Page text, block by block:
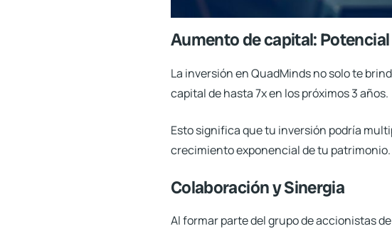
Aumento de capital:
La inversión enQuadMindsno solo te
capital de hasta 7x en los próximos 3 años.
Esto significa que tu inversión podría
crecimiento exponencial de tu patrimonio.
Colaboración y Sinergia
Al formar parte del grupo de accionistas de